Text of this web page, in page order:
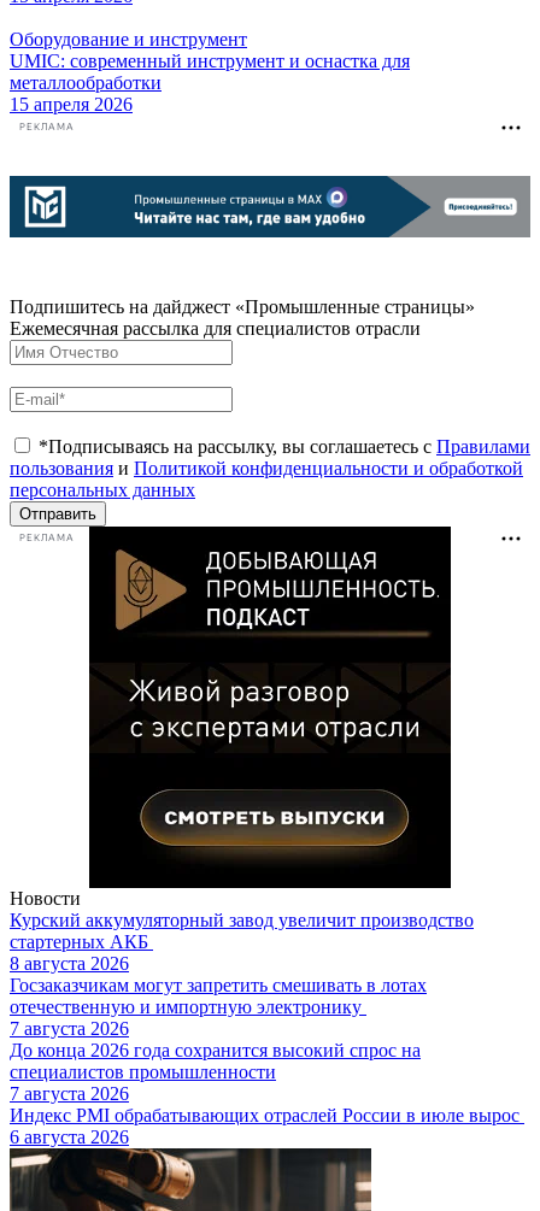
Оборудование и инструмент
UMIC: современный инструмент и оснастка для
металлообработки
15 апреля 2026
РЕКЛАМА
Подпишитесь на дайджест «Промышленные страницы»
Ежемесячная рассылка для специалистов отрасли
*Подписываясь на рассылку, вы соглашаетесь с Правилами
пользования и Политикой конфиденциальности и обработкой
персональных данных
Отправить
РЕКЛАМА
Новости
Курский аккумуляторный завод увеличит производство
стартерных АКБ
8 августа 2026
Госзаказчикам могут запретить смешивать в лотах
отечественную и импортную электронику
7 августа 2026
До конца 2026 года сохранится высокий спрос на
специалистов промышленности
7 августа 2026
Индекс PMI обрабатывающих отраслей России в июле вырос
6 августа 2026